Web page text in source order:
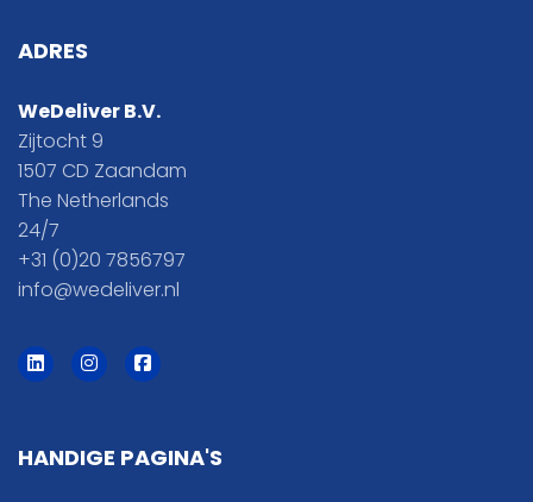
ADRES
WeDeliver B.V.
Zijtocht 9
1507 CD Zaandam
The Netherlands
24/7
+31 (0)20 7856797
info@wedeliver.nl
HANDIGE PAGINA'S